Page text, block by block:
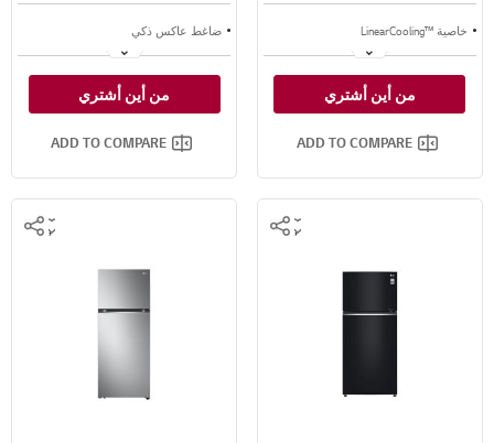
خاصية ™LinearCooling
تدفق متعدد للهواء
من أين أشتري
ADD TO COMPARE
ضاغط عاكس ذكي
تدفق هواء متعدد
من أين أشتري
ADD TO COMPARE